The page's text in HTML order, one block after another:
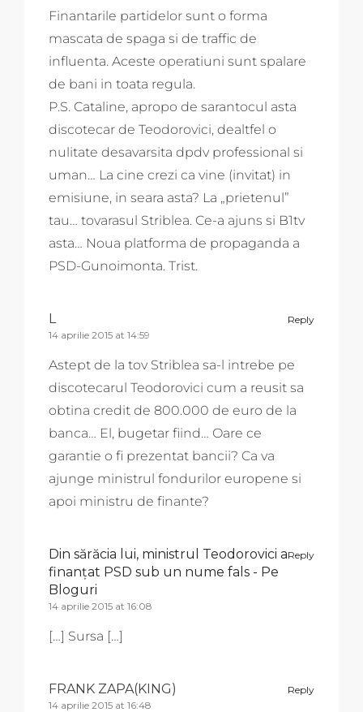
Finantarile partidelor sunt o forma
mascata de spaga si de traffic de
influenta. Aceste operatiuni sunt spalare
de bani in toata regula.
P.S. Cataline, apropo de sarantocul asta
discotecar de Teodorovici, dealtfel o
nulitate desavarsita dpdv professional si
uman… La cine crezi ca vine (invitat) in
emisiune, in seara asta? La „prietenul”
tau… tovarasul Striblea. Ce-a ajuns si B1tv
asta… Noua platforma de propaganda a
PSD-Gunoimonta. Trist.
Reply
L
14 aprilie 2015 at 14:59
Astept de la tov Striblea sa-l intrebe pe
discotecarul Teodorovici cum a reusit sa
obtina credit de 800.000 de euro de la
banca… El, bugetar fiind… Oare ce
garantie o fi prezentat bancii? Ca va
ajunge ministrul fondurilor europene si
apoi ministru de finante?
Reply
Din sărăcia lui, ministrul Teodorovici a
finanțat PSD sub un nume fals - Pe
Bloguri
14 aprilie 2015 at 16:08
[…] Sursa […]
Reply
FRANK ZAPA(KING)
14 aprilie 2015 at 16:48